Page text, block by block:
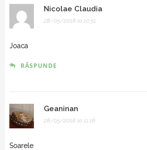
Nicolae Claudia
28/05/2018 la 10:51
Joaca
RĂSPUNDE
Geaninan
28/05/2018 la 11:18
Soarele